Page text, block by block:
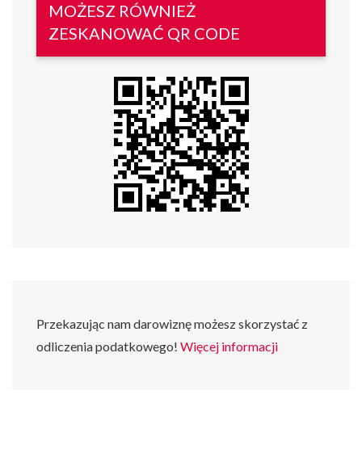
MOŻESZ RÓWNIEŻ
ZESKANOWAĆ QR CODE
Przekazując nam darowiznę możesz skorzystać z
odliczenia podatkowego! Więcej informacji